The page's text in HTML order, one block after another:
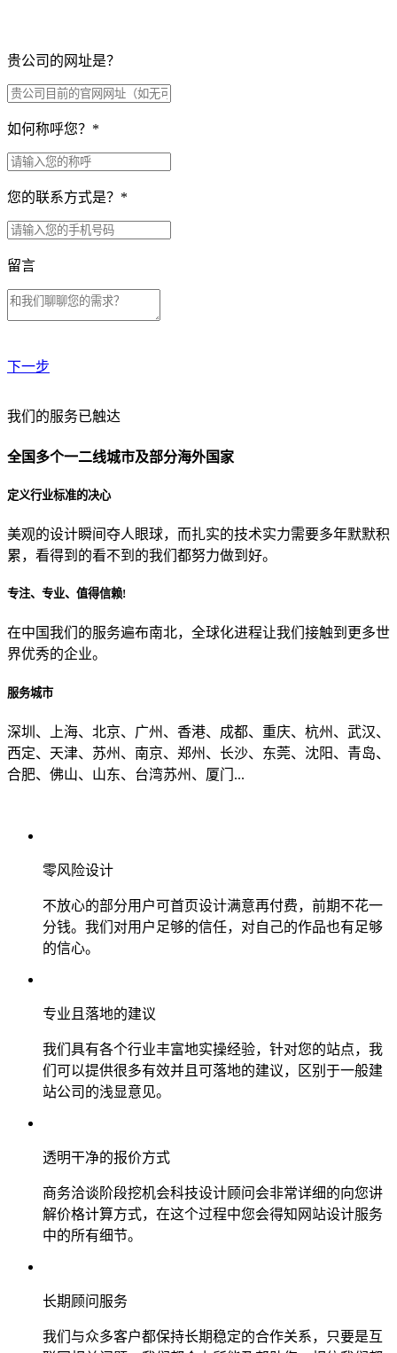
贵公司的网址是？
如何称呼您？ *
您的联系方式是？ *
留言
下一步
贵公司预算范围是？
贵公司的团队规模是？
目前主要的营销渠道是？
我们的服务已触达
全国多个一二线城市及部分海外国家
定义行业标准的决心
美观的设计瞬间夺人眼球，而扎实的技术实力需要多年默默积
累，看得到的看不到的我们都努力做到好。
专注、专业、值得信赖!
在中国我们的服务遍布南北，全球化进程让我们接触到更多世
界优秀的企业。
服务城市
深圳、上海、北京、广州、香港、成都、重庆、杭州、武汉、
西定、天津、苏州、南京、郑州、长沙、东莞、沈阳、青岛、
合肥、佛山、山东、台湾苏州、厦门...
零风险设计
不放心的部分用户可首页设计满意再付费，前期不花一
分钱。我们对用户足够的信任，对自己的作品也有足够
的信心。
专业且落地的建议
我们具有各个行业丰富地实操经验，针对您的站点，我
们可以提供很多有效并且可落地的建议，区别于一般建
站公司的浅显意见。
透明干净的报价方式
商务洽谈阶段挖机会科技设计顾问会非常详细的向您讲
解价格计算方式，在这个过程中您会得知网站设计服务
中的所有细节。
长期顾问服务
我们与众多客户都保持长期稳定的合作关系，只要是互